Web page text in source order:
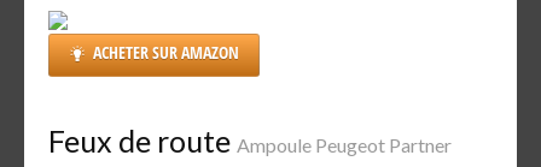
ACHETER SUR AMAZON
Feux de route Ampoule Peugeot Partner